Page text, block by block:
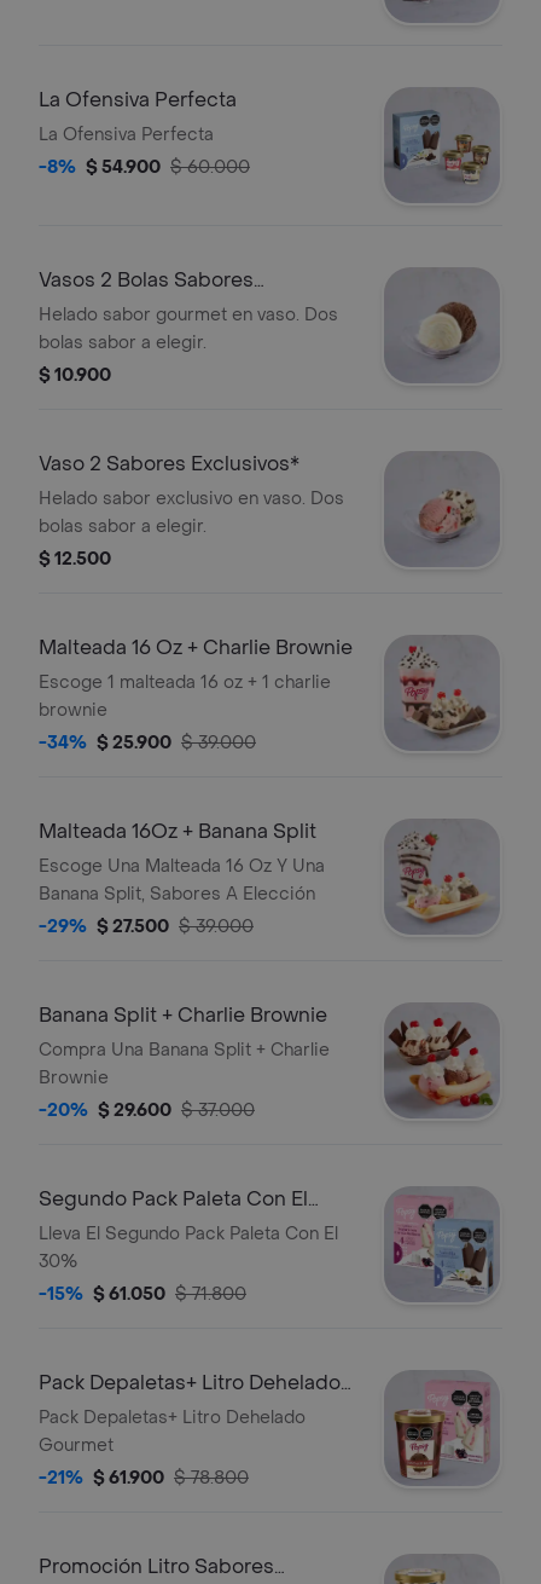
La Ofensiva Perfecta
La Ofensiva Perfecta
-8% $ 54.900 $ 60.000
Vasos 2 Bolas Sabores
Tradicionales
Helado sabor gourmet en vaso. Dos
bolas sabor a elegir.
$ 10.900
Vaso 2 Sabores Exclusivos*
Helado sabor exclusivo en vaso. Dos
bolas sabor a elegir.
$ 12.500
Malteada 16 Oz + Charlie Brownie
Escoge 1 malteada 16 oz + 1 charlie
brownie
-34% $ 25.900 $ 39.000
Malteada 16Oz + Banana Split
Escoge Una Malteada 16 Oz Y Una
Banana Split, Sabores A Elección
-29% $ 27.500 $ 39.000
Banana Split + Charlie Brownie
Compra Una Banana Split + Charlie
Brownie
-20% $ 29.600 $ 37.000
Segundo Pack Paleta Con El
30%
Lleva El Segundo Pack Paleta Con El
30%
-15% $ 61.050 $ 71.800
Pack Depaletas+ Litro Dehelado
Gourmet
Pack Depaletas+ Litro Dehelado
Gourmet
-21% $ 61.900 $ 78.800
Promoción Litro Sabores